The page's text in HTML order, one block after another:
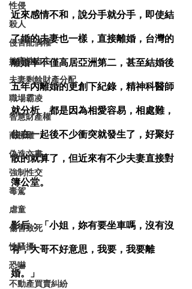
性侵
殺人
侵害配偶權
妨害性自主
夫妻剩餘財產分配
職場霸凌
智慧財產權
商標權
偽造文書
強制性交
毒駕
虐童
傷害致死
性騷擾
恐嚇
不動產買賣糾紛
近來感情不和，說分手就分手，即使結
了婚的夫妻也一樣，直接離婚，台灣的
離婚率不僅高居亞洲第二，甚至結婚後
五年內離婚的更創下紀錄，精神科醫師
就分析，都是因為相愛容易，相處難，
住在一起後不少衝突就發生了，好聚好
散的就算了，但近來有不少夫妻直接對
簿公堂。
影后：「小姐，妳有要坐車嗎，沒有沒
有，大哥不好意思，我要，我要離
婚。」